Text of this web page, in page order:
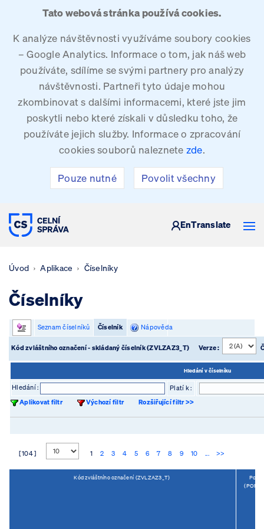
Tato webová stránka používá cookies.
K analýze návštěvnosti využíváme soubory cookies
– Google Analytics. Informace o tom, jak náš web
používáte, sdílíme se svými partnery pro analýzy
návštěvnosti. Partneři tyto údaje mohou
zkombinovat s dalšími informacemi, které jste jim
poskytli nebo které získali v důsledku toho, že
používáte jejich služby. Informace o zpracování
cookies souborů naleznete zde.
Pouze nutné Povolit všechny
CELNÍ SPRÁVA ČESKÉ REPUBLIKY
EnTranslate
Úvod Aplikace Číselníky
Číselníky
Seznam číselníků Číselník Nápověda
Kód zvláštního označení - skládaný číselník (ZVLZAZ3_T) Verze :
Hledání v číselníku
Hledání :
Platí k :
Aplikovat filtr
Výchozí filtr Rozšiřující filtr >>
[ 104 ] 1 2 3 4 5 6 7 8 9 10 ... >>
Kód zvláštního označení (ZVLZAZ3_T)
Popis